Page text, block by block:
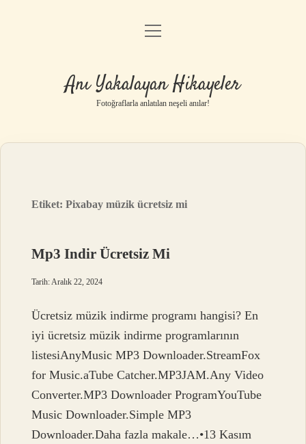
Anasayfa
Yasal Uyarı
menüyü
Anı Yakalayan Hikayeler
Fotoğraflarla anlatılan neşeli anılar!
Etiket:Pixabay müzik ücretsiz mi
Mp3 Indir Ücretsiz Mi
Tarih: Aralık 22, 2024
Ücretsiz müzik indirme programı hangisi? En
iyi ücretsiz müzik indirme programlarının
listesiAnyMusic MP3 Downloader.StreamFox
for Music.aTube Catcher.MP3JAM.Any Video
Converter.MP3 Downloader ProgramYouTube
Music Downloader.Simple MP3
Downloader.Daha fazla makale…•13 Kasım